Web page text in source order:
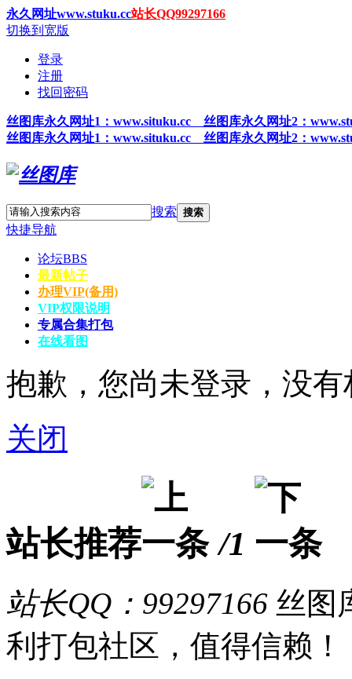
永久网址www.stuku.cc站长QQ99297166
切换到宽版
登录
注册
找回密码
丝图 库永久网址1 ：www.situku.cc 丝图库永久网址2：
丝图 库永久网址1 ：www.situku.cc 丝图库永久网址2：
搜索 搜索
快捷导航
论坛BBS
最新帖子
办理VIP(备用)
VIP权限说明
专属合集打包
在线看图
抱歉，您尚未登录，没
关闭
站长推荐 /1
站长QQ：99297166 丝图
利打包社区，值得信赖！